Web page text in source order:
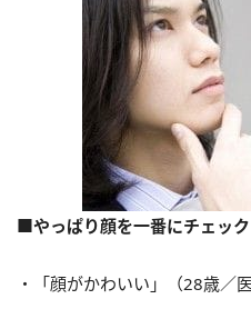
■やっぱり顔を一番にチェック
・「顔がかわいい」（28歳／